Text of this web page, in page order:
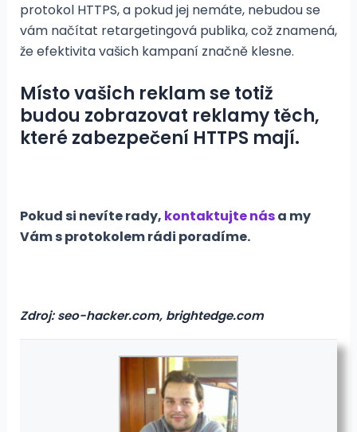
protokol HTTPS, a pokud jej nemáte, nebudou se
vám načítat retargetingová publika, což znamená,
že efektivita vašich kampaní značně klesne.
Místo vašich reklam se totiž
budou zobrazovat reklamy těch,
které zabezpečení HTTPS mají.
Pokud si nevíte rady, kontaktujte nása my
Vám s protokolem rádi poradíme.
Zdroj: seo-hacker.com, brightedge.com